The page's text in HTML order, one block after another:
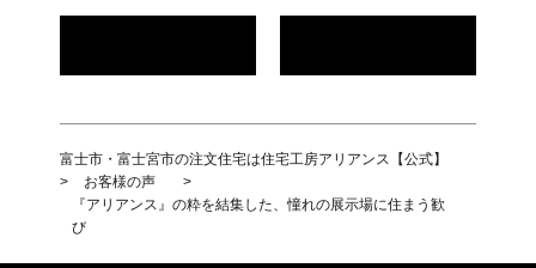
富士市・富士宮市の注文住宅は住宅工房アリアンス【公式】
>
お客様の声
>
『アリアンス』の粋を結集した、憧れの展示場に住まう歓
び